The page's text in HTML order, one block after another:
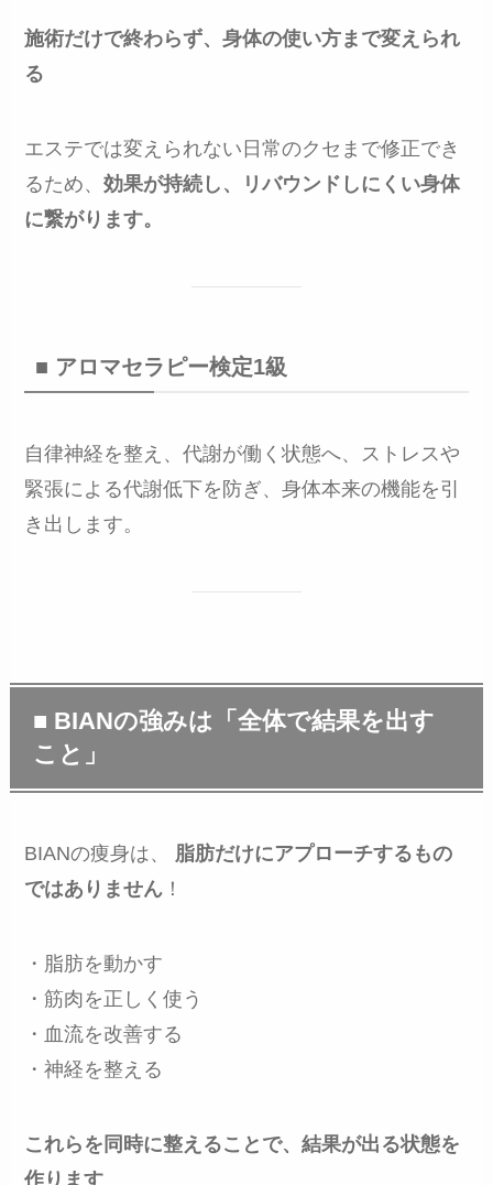
施術だけで終わらず、身体の使い方まで変えられ
る
エステでは変えられない日常のクセまで修正でき
るため、効果が持続し、リバウンドしにくい身体
に繋がります。
■ アロマセラピー検定1級
自律神経を整え、代謝が働く状態へ、ストレスや
緊張による代謝低下を防ぎ、身体本来の機能を引
き出します。
■ BIANの強みは「全体で結果を出す
こと」
BIANの痩身は、 脂肪だけにアプローチするもの
ではありません ！
・脂肪を動かす
・筋肉を正しく使う
・血流を改善する
・神経を整える
これらを同時に整えることで、結果が出る状態を
作ります